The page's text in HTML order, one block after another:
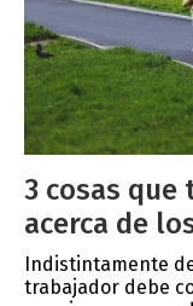
3 cosas
acerca de
Indistintamente
trabajador debe